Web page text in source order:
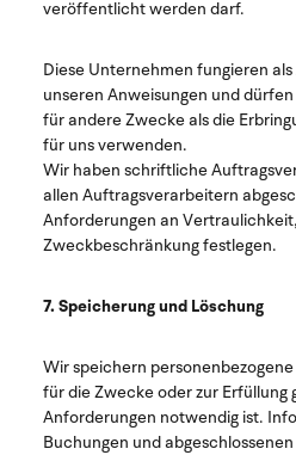
veröffentlicht werden darf.
Diese Unternehmen fungieren
unseren Anweisungen und
für andere Zwecke als die
für uns verwenden.
Wir haben schriftliche
allen Auftragsverarbeitern
Anforderungen an
Zweckbeschränkung festlegen.
7. Speicherung und Löschung
Wir speichern
für die Zwecke oder zur Erfüllung
Anforderungen notwendig ist.
Buchungen und